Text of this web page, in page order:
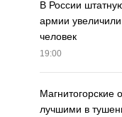
В России
армии
человек
19:00
Магнитогорские
лучшими в